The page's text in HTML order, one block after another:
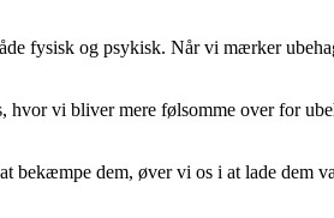
fysisk og psykisk. Når vi mærker
vi bliver mere følsomme over for
bekæmpe dem, øver vi os i at lade dem